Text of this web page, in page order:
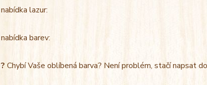
nabídka lazur:
nabídka barev:
? Chybí Vaše oblíbená barva? Není problém, stačí napsat